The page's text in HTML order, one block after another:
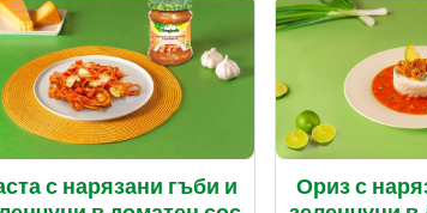
с нарязани гъби и
Ориз с